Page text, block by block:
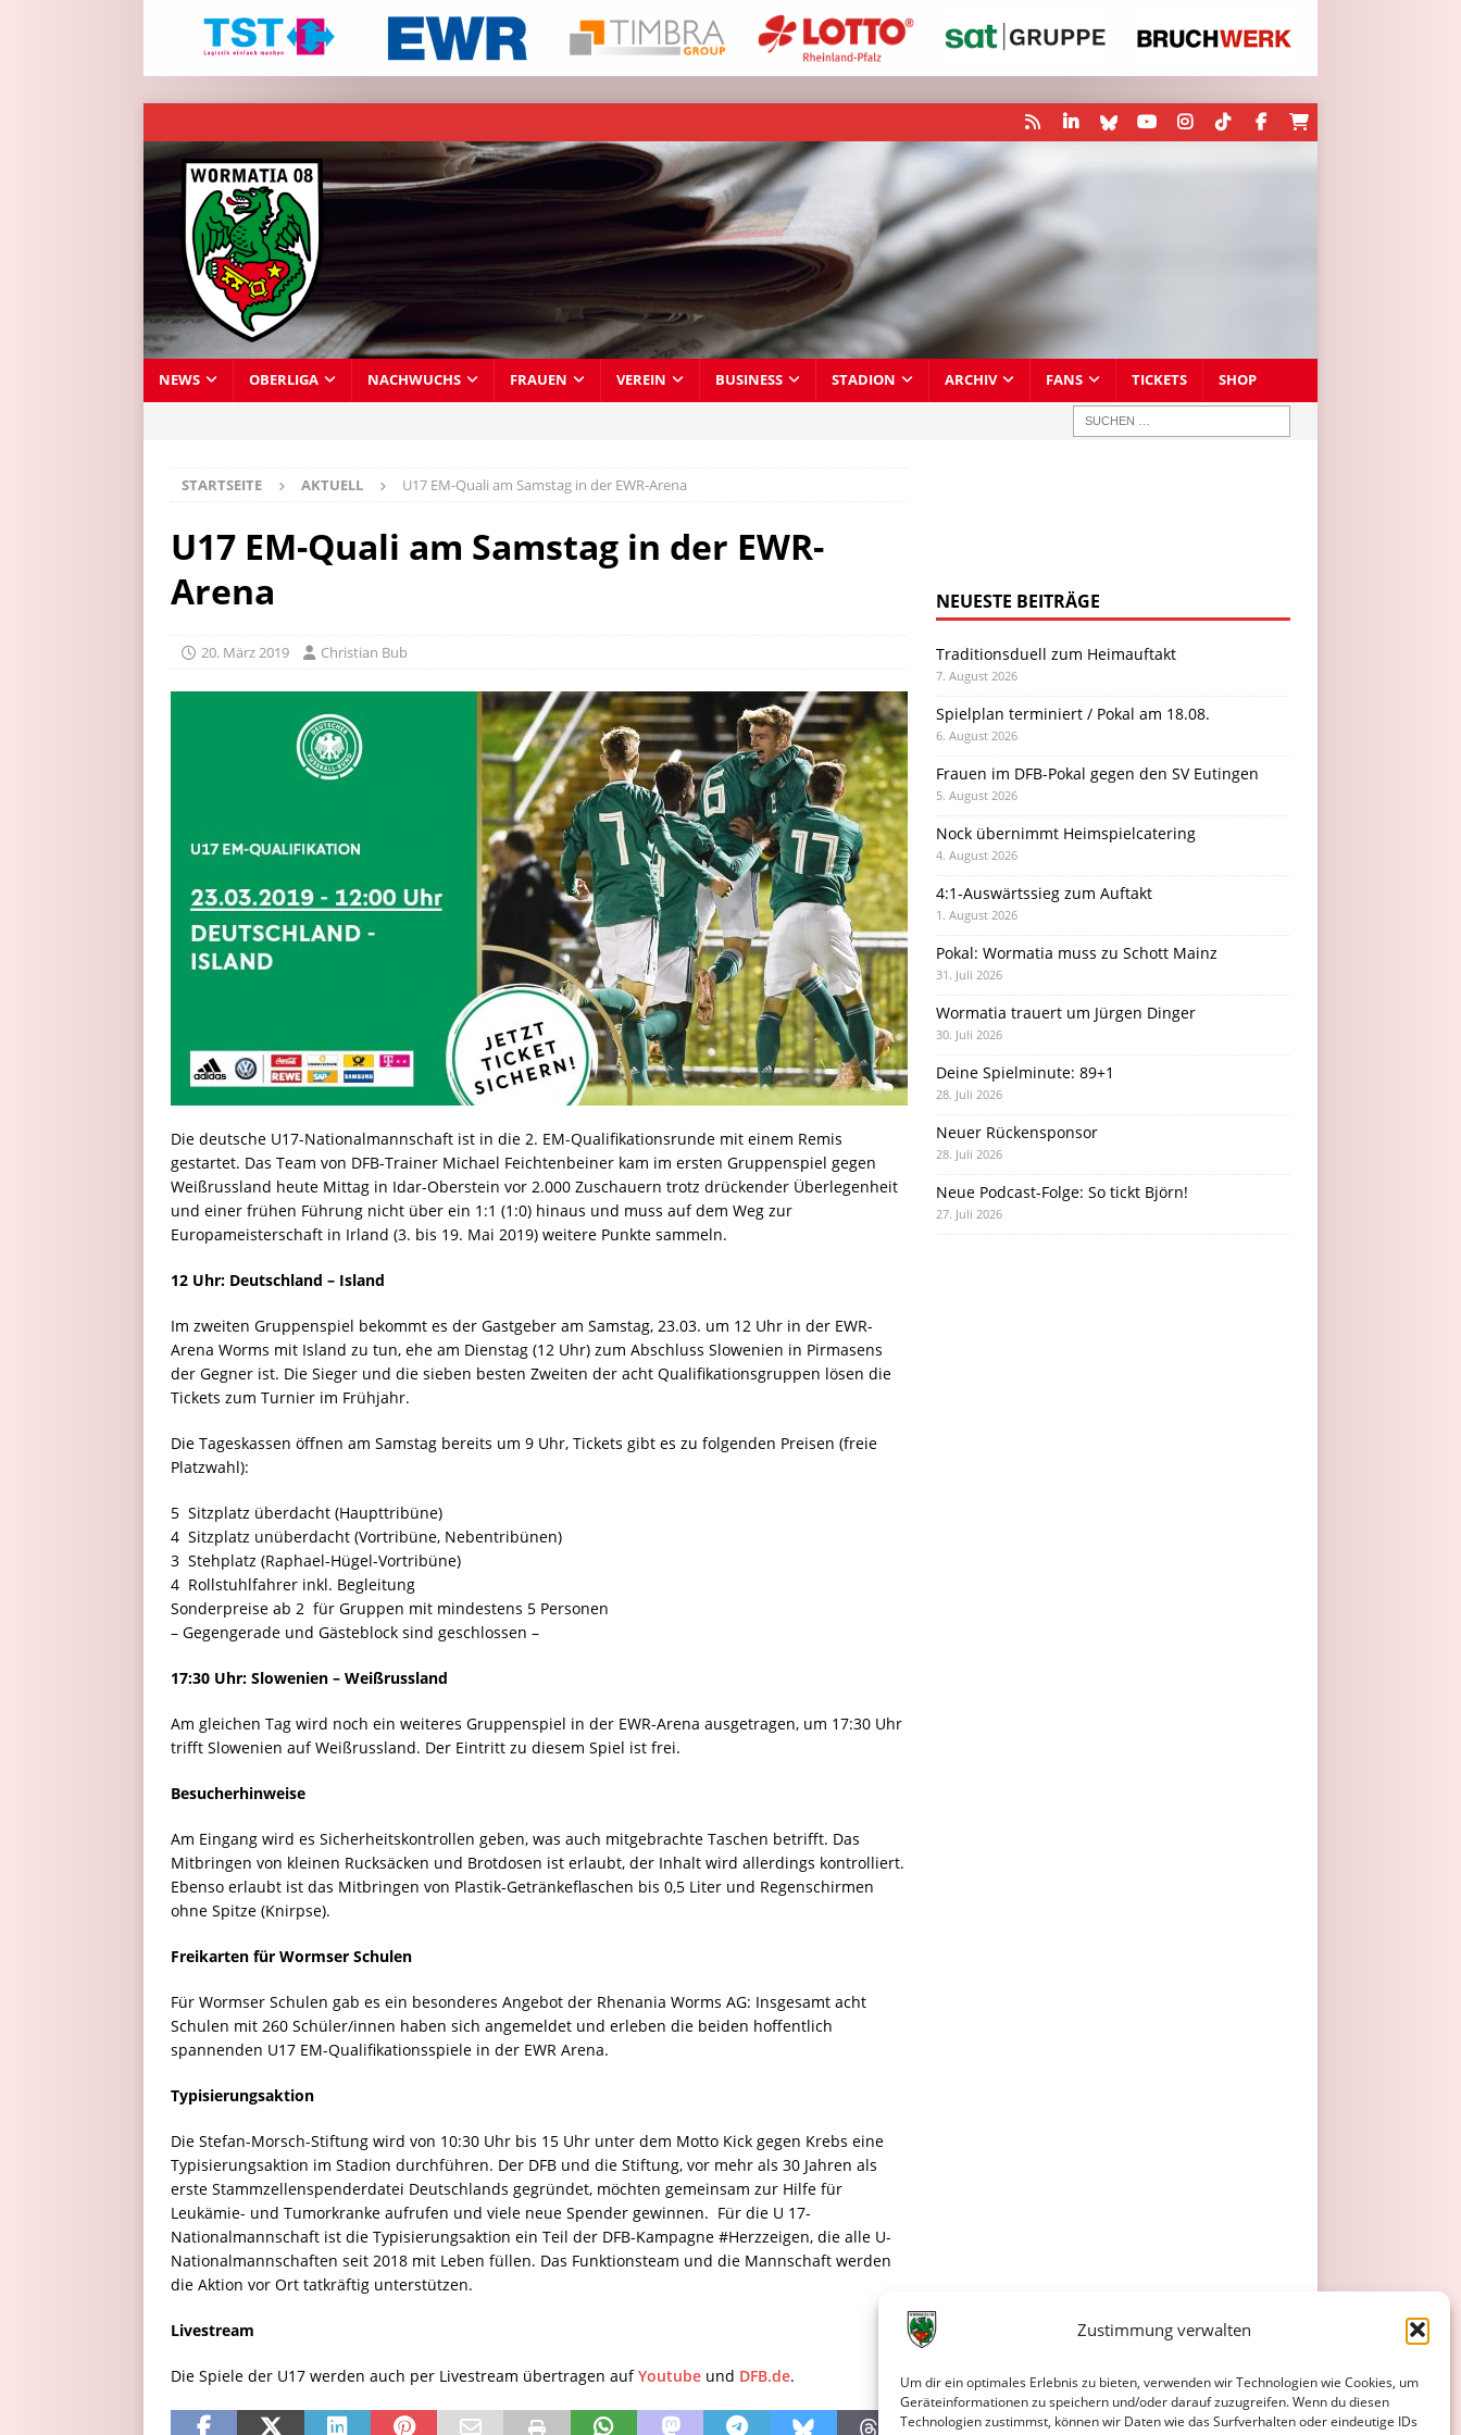
Zustimmung verwalten
Um dir ein optimales Erlebnis zu bieten, verwenden wir Technologien wie Cookies, um
Geräteinformationen zu speichern und/oder darauf zuzugreifen. Wenn du diesen
Technologien zustimmst, können wir Daten wie das Surfverhalten oder eindeutige IDs
NEWS OBERLIGA NACHWUCHS FRAUEN VEREIN BUSINESS STADION ARCHIV FANS TICKETS SHOP
STARTSEITE AKTUELL U17 EM-Quali am Samstag in der EWR-Arena
U17 EM-Quali am Samstag in der EWR-
Arena
20. März 2019 Christian Bub
Die deutsche U17-Nationalmannschaft ist in die 2. EM-Qualifikationsrunde mit einem Remis
gestartet. Das Team von DFB-Trainer Michael Feichtenbeiner kam im ersten Gruppenspiel gegen
Weißrussland heute Mittag in Idar-Oberstein vor 2.000 Zuschauern trotz drückender Überlegenheit
und einer frühen Führung nicht über ein 1:1 (1:0) hinaus und muss auf dem Weg zur
Europameisterschaft in Irland (3. bis 19. Mai 2019) weitere Punkte sammeln.
12 Uhr: Deutschland – Island
Im zweiten Gruppenspiel bekommt es der Gastgeber am Samstag, 23.03. um 12 Uhr in der EWR-
Arena Worms mit Island zu tun, ehe am Dienstag (12 Uhr) zum Abschluss Slowenien in Pirmasens
der Gegner ist. Die Sieger und die sieben besten Zweiten der acht Qualifikationsgruppen lösen die
Tickets zum Turnier im Frühjahr.
Die Tageskassen öffnen am Samstag bereits um 9 Uhr, Tickets gibt es zu folgenden Preisen (freie
Platzwahl):
5  Sitzplatz überdacht (Haupttribüne)
4  Sitzplatz unüberdacht (Vortribüne, Nebentribünen)
3  Stehplatz (Raphael-Hügel-Vortribüne)
4  Rollstuhlfahrer inkl. Begleitung
Sonderpreise ab 2  für Gruppen mit mindestens 5 Personen
– Gegengerade und Gästeblock sind geschlossen –
17:30 Uhr: Slowenien – Weißrussland
Am gleichen Tag wird noch ein weiteres Gruppenspiel in der EWR-Arena ausgetragen, um 17:30 Uhr
trifft Slowenien auf Weißrussland. Der Eintritt zu diesem Spiel ist frei.
Besucherhinweise
Am Eingang wird es Sicherheitskontrollen geben, was auch mitgebrachte Taschen betrifft. Das
Mitbringen von kleinen Rucksäcken und Brotdosen ist erlaubt, der Inhalt wird allerdings kontrolliert.
Ebenso erlaubt ist das Mitbringen von Plastik-Getränkeflaschen bis 0,5 Liter und Regenschirmen
ohne Spitze (Knirpse).
Freikarten für Wormser Schulen
Für Wormser Schulen gab es ein besonderes Angebot der Rhenania Worms AG: Insgesamt acht
Schulen mit 260 Schüler/innen haben sich angemeldet und erleben die beiden hoffentlich
spannenden U17 EM-Qualifikationsspiele in der EWR Arena.
Typisierungsaktion
Die Stefan-Morsch-Stiftung wird von 10:30 Uhr bis 15 Uhr unter dem Motto Kick gegen Krebs eine
Typisierungsaktion im Stadion durchführen. Der DFB und die Stiftung, vor mehr als 30 Jahren als
erste Stammzellenspenderdatei Deutschlands gegründet, möchten gemeinsam zur Hilfe für
Leukämie- und Tumorkranke aufrufen und viele neue Spender gewinnen. Für die U 17-
Nationalmannschaft ist die Typisierungsaktion ein Teil der DFB-Kampagne #Herzzeigen, die alle U-
Nationalmannschaften seit 2018 mit Leben füllen. Das Funktionsteam und die Mannschaft werden
die Aktion vor Ort tatkräftig unterstützen.
Livestream
Die Spiele der U17 werden auch per Livestream übertragen aufYoutube und DFB.de.
NEUESTE BEITRÄGE
Traditionsduell zum Heimauftakt
7. August 2026
Spielplan terminiert / Pokal am 18.08.
6. August 2026
Frauen im DFB-Pokal gegen den SV Eutingen
5. August 2026
Nock übernimmt Heimspielcatering
4. August 2026
4:1-Auswärtssieg zum Auftakt
1. August 2026
Pokal: Wormatia muss zu Schott Mainz
31. Juli 2026
Wormatia trauert um Jürgen Dinger
30. Juli 2026
Deine Spielminute: 89+1
28. Juli 2026
Neuer Rückensponsor
28. Juli 2026
Neue Podcast-Folge: So tickt Björn!
27. Juli 2026